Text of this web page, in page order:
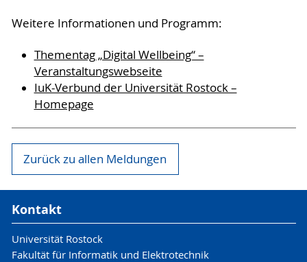
Weitere Informationen und Programm:
Thementag „Digital Wellbeing“ –
Veranstaltungswebseite
IuK-Verbund der Universität Rostock –
Homepage
Zurück zu allen Meldungen
Kontakt
Universität Rostock
Fakultät für Informatik und Elektrotechnik